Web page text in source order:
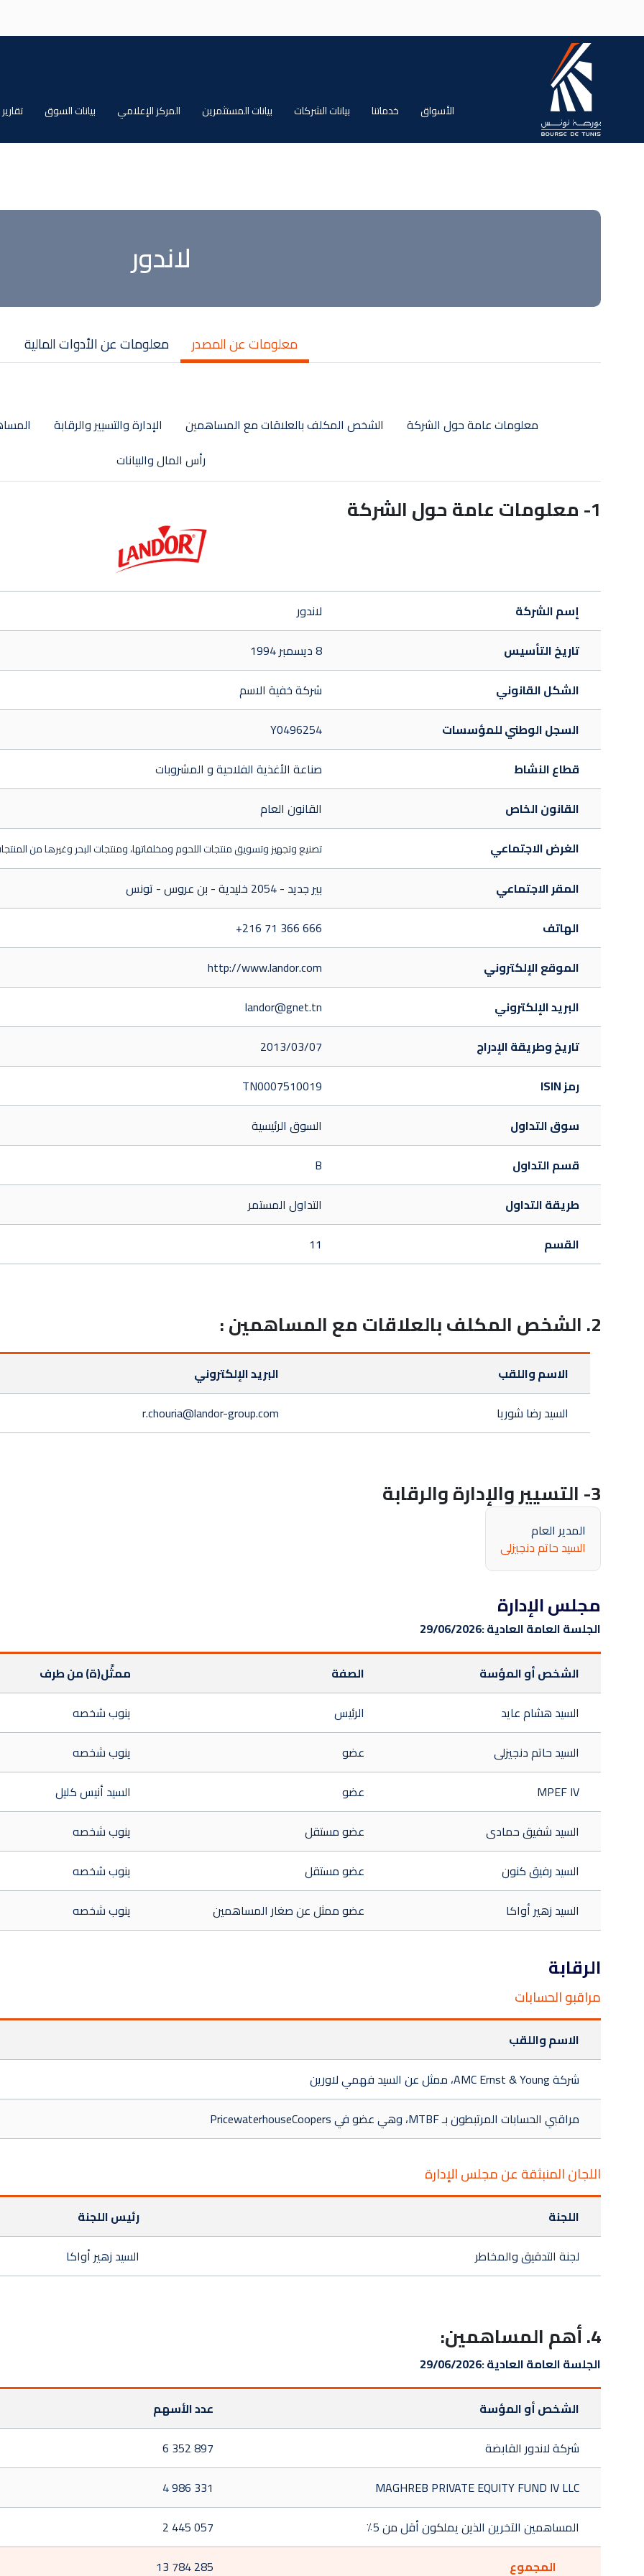
الأسواق خدماتنا بيانات الشركات بيانات المستثمرين المركز الإعلامي بيانات السوق
لاندور
معلومات عن المصدر معلومات عن الأدوات المالية
معلومات عامة حول الشركة الشخص المكلف بالعلاقات مع المساهمين الإدارة والتسيير والرقابة
رأس المال والبيانات
1- معلومات عامة حول الشركة
إسم الشركة
لاندور
تاريخ التأسيس
8 ديسمبر 1994
الشكل القانوني
شركة خفية الاسم
السجل الوطني للمؤسسات
Y0496254
قطاع النشاط
صناعة الأغذية الفلاحية و المشروبات
القانون الخاص
القانون العام
الغرض الاجتماعي
تصنيع وتجهيز وتسويق منتجات اللحوم ومخلفاتها، ومنتجات البحر وغيرها من المنتجات
المقر الاجتماعي
بير جديد - 2054 خليدية - بن عروس - تونس
الهاتف
+216 71 366 666
الموقع الإلكتروني
http://www.landor.com
البريد الإلكتروني
landor@gnet.tn
تاريخ وطريقة الإدراج
2013/03/07
رمز ISIN
TN0007510019
سوق التداول
السوق الرئيسية
قسم التداول
B
طريقة التداول
التداول المستمر
القسم
11
2. الشخص المكلف بالعلاقات مع المساهمين :
الاسم واللقب البريد الإلكتروني
السيد رضا شوريا
r.chouria@landor-group.com
3- التسيير والإدارة والرقابة
المدير العام
السيد حاتم دنجيزلى
مجلس الإدارة
الجلسة العامة العادية :29/06/2026
الشخص أو المؤسة الصفة ممثَّل(ة) من طرف
السيد هشام عايد
الرئيس ينوب شخصه
السيد حاتم دنجيزلى
عضو ينوب شخصه
MPEF IV
عضو السيد أنيس كليل
السيد شفيق حمادى
عضو مستقل ينوب شخصه
السيد رفيق كنون
عضو مستقل ينوب شخصه
السيد زهير أواكا
عضو ممثل عن صغار المساهمين ينوب شخصه
الرقابة
مراقبو الحسابات
الاسم واللقب
شركة AMC Ernst & Young، ممثل عن السيد فهمي لاورين
مراقبي الحسابات المرتبطون بـ MTBF، وهي عضو في PricewaterhouseCoopers
اللجان المنبثقة عن مجلس الإدارة
اللجنة
رئيس اللجنة
لجنة التدقيق والمخاطر
السيد زهير أواكا
4. أهم المساهمين:
الجلسة العامة العادية :29/06/2026
الشخص أو المؤسة عدد الأسهم
شركة لاندور القابضة
6 352 897
MAGHREB PRIVATE EQUITY FUND IV LLC
4 986 331
المساهمين الآخرين الذين يملكون أقل من 5٪
2 445 057
المجموع
13 784 285